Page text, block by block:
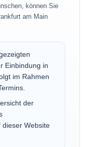
können Sie
am Main
Einbindung in
im Rahmen
der
Website